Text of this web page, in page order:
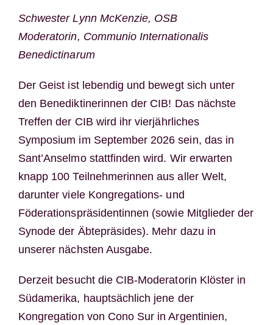
Schwester Lynn McKenzie, OSB
Moderatorin, Communio Internationalis
Benedictinarum
Der Geist ist lebendig und bewegt sich unter
den Benediktinerinnen der CIB! Das nächste
Treffen der CIB wird ihr vierjährliches
Symposium im September 2026 sein, das in
Sant’Anselmo stattfinden wird. Wir erwarten
knapp 100 Teilnehmerinnen aus aller Welt,
darunter viele Kongregations- und
Föderationspräsidentinnen (sowie Mitglieder der
Synode der Äbtepräsides). Mehr dazu in
unserer nächsten Ausgabe.
Derzeit besucht die CIB-Moderatorin Klöster in
Südamerika, hauptsächlich jene der
Kongregation von Cono Sur in Argentinien,